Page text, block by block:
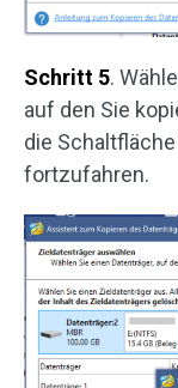
Schritt 5.
auf den Sie
die Schaltfläche
fortzufahren.